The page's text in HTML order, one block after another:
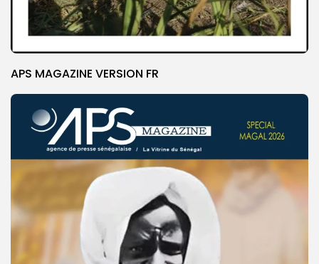
APS MAGAZINE VERSION FR